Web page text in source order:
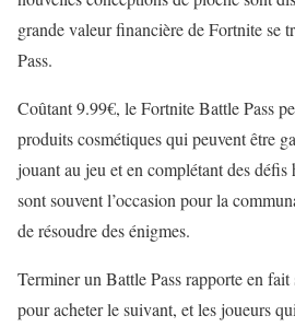
grande valeur financière de Fortnite se
Pass.
Coûtant 9.99€, le Fortnite Battle Pass
produits cosmétiques qui peuvent être
jouant au jeu et en complétant des défis
sont souvent l’occasion pour la
de résoudre des énigmes.
Terminer un Battle Pass rapporte en
pour acheter le suivant, et les joueurs